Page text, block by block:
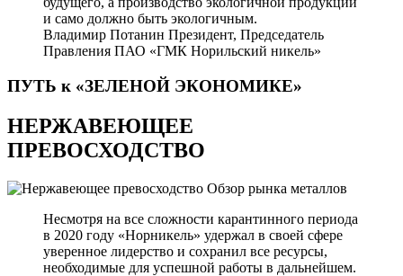
и само должно быть экологичным.
Владимир Потанин Президент, Председатель
Правления ПАО «ГМК Норильский никель»
ПУТЬ к «ЗЕЛЕНОЙ ЭКОНОМИКЕ»
НЕРЖАВЕЮЩЕЕ
ПРЕВОСХОДСТВО
Обзор рынка металлов
Несмотря на все сложности карантинного периода
в 2020 году «Норникель» удержал в своей сфере
уверенное лидерство и сохранил все ресурсы,
необходимые для успешной работы в дальнейшем.